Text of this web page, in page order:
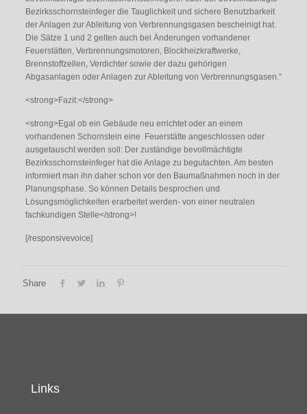
Bezirksschornsteinfeger die Tauglichkeit und sichere Benutzbarkeit
der Anlagen zur Ableitung von Verbrennungsgasen bescheinigt hat.
Die Sätze 1 und 2 gelten auch bei Änderungen vorhandener
Feuerstätten, Verbrennungsmotoren, Blockheizkraftwerke,
Brennstoffzellen, Verdichter sowie der dazu gehörigen
Abgasanlagen oder Anlagen zur Ableitung von Verbrennungsgasen.“
<strong>Fazit:</strong>
<strong>Egal ob ein Gebäude neu errichtet oder an einem
vorhandenen Schornstein eine Feuerstätte angeschlossen oder
ausgetauscht werden soll: Der zuständige bevollmächtigte
Bezirksschornsteinfeger hat die Anlage zu begutachten. Am besten
informiert man ihn daher schon vor den Baumaßnahmen noch in der
Planungsphase. So können Details besprochen und
Lösungsmöglichkeiten erarbeitet werden- von einer neutralen
fachkundigen Stelle</strong>!
[/responsivevoice]
Share
Links